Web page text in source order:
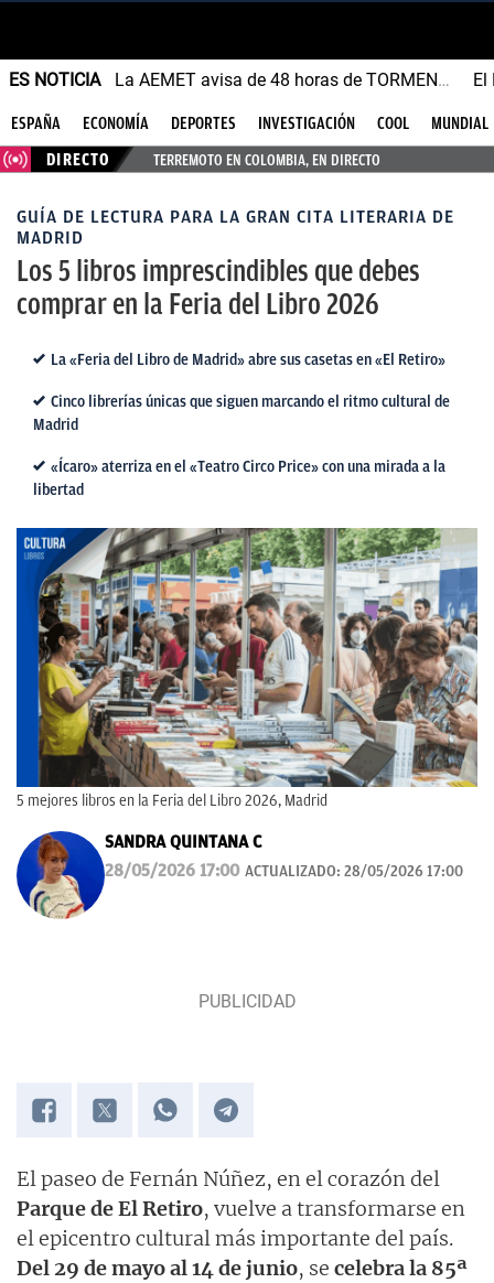
ES NOTICIA La AEMET avisa de 48 horas de TORMENTAS y GRANIZO
ESPAÑA ECONOMÍA DEPORTES INVESTIGACIÓN COOL
MUNDIAL
DIRECTO
TERREMOTO EN COLOMBIA, EN DIRECTO
GUÍA DE LECTURA PARA LA GRAN CITA LITERARIA DE
MADRID
Los 5 libros imprescindibles que debes
comprar en la Feria del Libro 2026
La «Feria del Libro de Madrid» abre sus casetas en «El Retiro»
Cinco librerías únicas que siguen marcando el ritmo cultural de
Madrid
«Ícaro» aterriza en el «Teatro Circo Price» con una mirada a la
libertad
5 mejores libros en la Feria del Libro 2026, Madrid
SANDRA QUINTANA C
28/05/2026 17:00 ACTUALIZADO: 28/05/2026 17:00
El paseo de Fernán Núñez, en el corazón del
Parque de El Retiro, vuelve a transformarse en
el epicentro cultural más importante del país.
Del 29 de mayo al 14 de junio, se celebra la 85ª